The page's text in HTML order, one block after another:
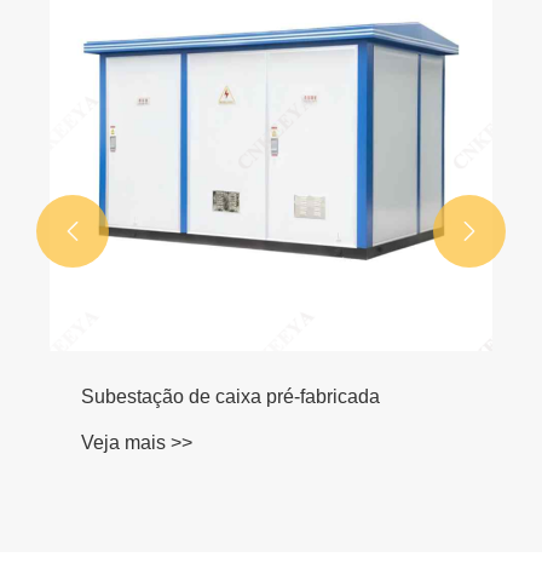
Subestação de caixa pré-fabricada
Veja mais >>
 